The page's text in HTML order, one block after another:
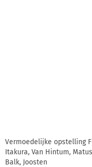
Vermoedelijke opstelling
Itakura, Van Hintum,
Balk, Joosten